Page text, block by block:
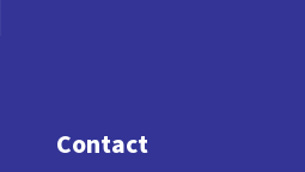
Contact